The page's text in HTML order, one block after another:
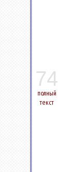
74
полный
текст